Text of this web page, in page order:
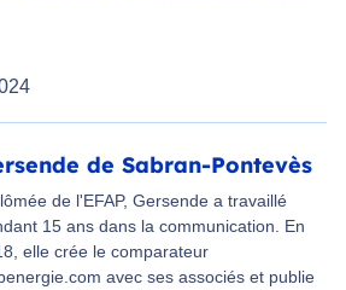
de Sabran-Pontevès
de l'EFAP, Gersende a travaillé
15 ans dans la communication. En
elle crée le comparateur
avec ses associés et publie